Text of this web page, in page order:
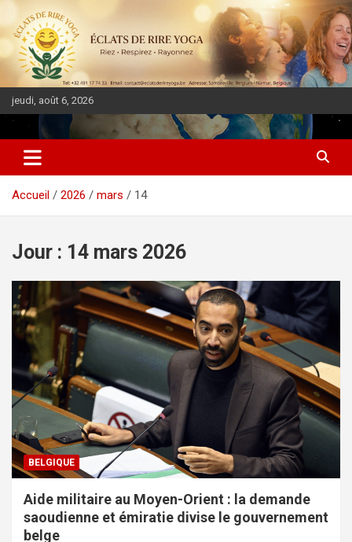
jeudi, août 6, 2026
DIASPORA PULSE
Accueil 2026 mars 14
Jour : 14 mars 2026
BELGIQUE
Aide militaire au Moyen-Orient : la demande
saoudienne et émiratie divise le gouvernement
belge